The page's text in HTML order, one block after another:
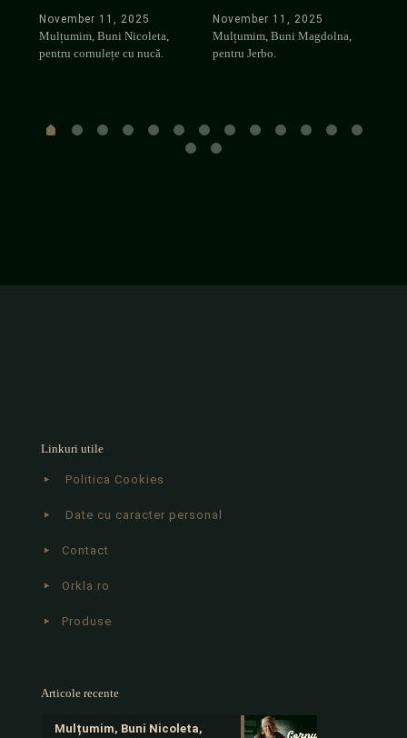
November 11, 2025
Mulțumim, Buni Nicoleta,
pentru cornulețe cu nucă.
November 11, 2025
Mulțumim, Buni Magdolna,
pentru Jerbo.
Linkuri utile
Politica Cookies
Date cu caracter personal
Contact
Orkla.ro
Produse
Articole recente
Mulțumim, Buni Nicoleta,